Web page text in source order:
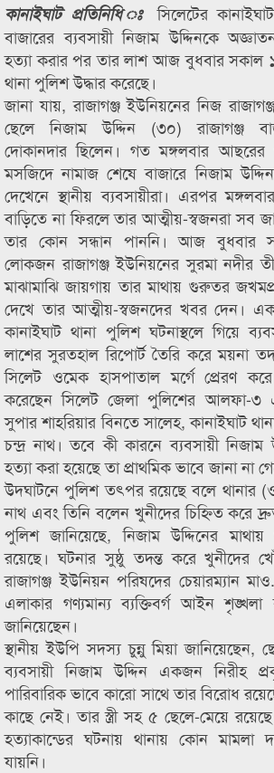
কানাইঘাট প্রতিনিধি ঃ সিলেটের
বাজারের ব্যবসায়ী নিজাম উদ্দিনকে
হত্যা করার পর তার লাশ আজ বুধবার সকাল
থানা পুলিশ উদ্ধার করেছে।
জানা যায়, রাজাগঞ্জ ইউনিয়নের নিজ
ছেলে নিজাম উদ্দিন (৩০) রাজাগঞ্জ
দোকানদার ছিলেন। গত মঙ্গলবার আছরের
মসজিদে নামাজ শেষে বাজারে নিজাম
দেখেনে স্থানীয় ব্যবসায়ীরা। এরপর
বাড়িতে না ফিরলে তার আত্মীয়-স্বজনরা সব
তার কোন সন্ধান পাননি। আজ বুধবার
লোকজন রাজাগঞ্জ ইউনিয়নের সুরমা নদীর
মাঝামাঝি জায়গায় তার মাথায় গুরুতর
দেখে তার আত্মীয়-স্বজনদের খবর দেন।
কানাইঘাট থানা পুলিশ ঘটনাস্থলে গিয়ে
লাশের সুরতহাল রিপোর্ট তৈরি করে ময়না
সিলেট ওমেক হাসপাতাল মর্গে প্রেরণ
করেছেন সিলেট জেলা পুলিশের আলফা-
সুপার শাহরিয়ার বিনতে সালেহ, কানাইঘাট
চন্দ্র নাথ। তবে কী কারনে ব্যবসায়ী
হত্যা করা হয়েছে তা প্রাথমিক ভাবে জানা না
উদ্ঘাটনে পুলিশ তৎপর রয়েছে বলে থানার
নাথ এবং তিনি বলেন খুনীদের চিহ্নিত করে
পুলিশ জানিয়েছে, নিজাম উদ্দিনের
রয়েছে। ঘটনার সুষ্ঠু তদন্ত করে খুনীদের
রাজাগঞ্জ ইউনিয়ন পরিষদের চেয়ারম্যান
এলাকার গণ্যমান্য ব্যক্তিবর্গ আইন শৃঙ্খলা
জানিয়েছেন।
স্থানীয় ইউপি সদস্য চুন্নু মিয়া জানিয়েছেন,
ব্যবসায়ী নিজাম উদ্দিন একজন নিরীহ
পারিবারিক ভাবে কারো সাথে তার বিরোধ
কাছে নেই। তার স্ত্রী সহ ৫ ছেলে-মেয়ে
হত্যাকান্ডের ঘটনায় থানায় কোন মামলা
যায়নি।